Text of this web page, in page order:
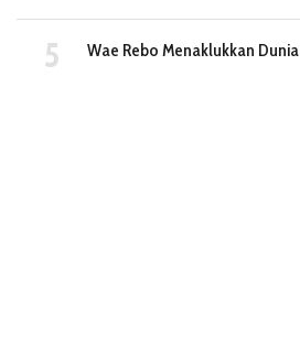
Wae Rebo Menaklukkan Dunia